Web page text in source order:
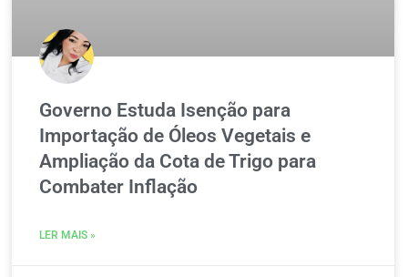
Governo Estuda Isenção para
Importação de Óleos Vegetais e
Ampliação da Cota de Trigo para
Combater Inflação
LER MAIS »